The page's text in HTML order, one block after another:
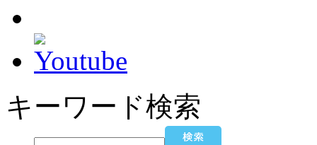
キーワード検索